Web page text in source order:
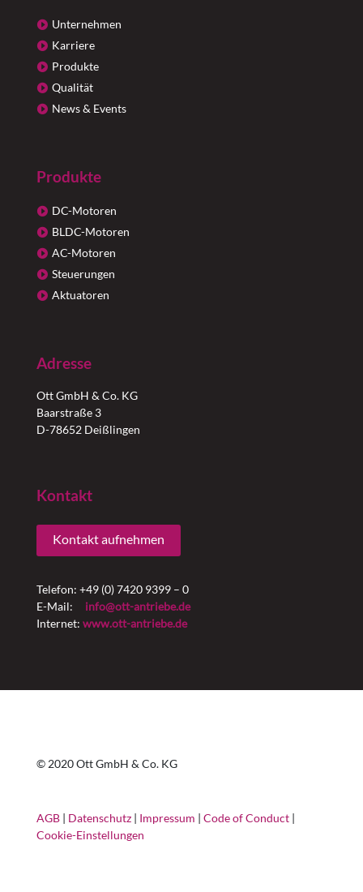
Unternehmen
Karriere
Produkte
Qualität
News & Events
Produkte
DC-Motoren
BLDC-Motoren
AC-Motoren
Steuerungen
Aktuatoren
Adresse
Ott GmbH & Co. KG
Baarstraße 3
D-78652 Deißlingen
Kontakt
Kontakt aufnehmen
Telefon: +49 (0) 7420 9399 – 0
E-Mail: info@ott-antriebe.de
Internet: www.ott-antriebe.de
© 2020 Ott GmbH & Co. KG
AGB| Datenschutz| Impressum | Code of Conduct|
Cookie-Einstellungen